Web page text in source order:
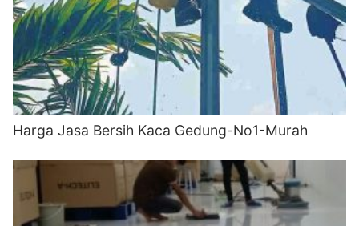
Harga Jasa Bersih Kaca Gedung-No1-Murah